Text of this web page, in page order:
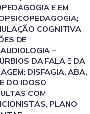
E EM
COGNITIVA
DE
–
DA FALA E DA
DISFAGIA, ABA,
DO IDOSO
COM
PLANO